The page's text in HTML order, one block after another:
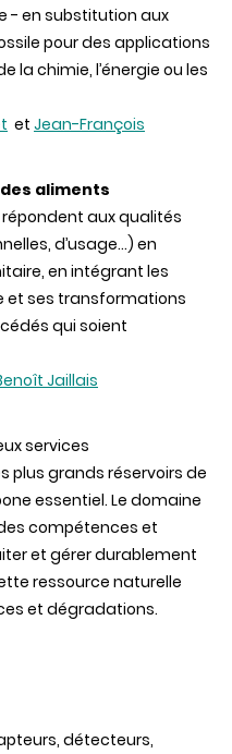
- en substitution aux
pour des applications
la chimie, l’énergie ou les
et Jean-François
aliments
aux qualités
d’usage…) en
en intégrant les
et ses transformations
qui soient
Jaillais
services
plus grands réservoirs de
essentiel. Le domaine
compétences et
et gérer durablement
ressource naturelle
et dégradations.
détecteurs,